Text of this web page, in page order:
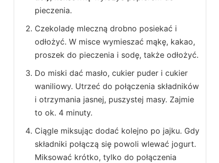
pieczenia.
Czekoladę mleczną drobno posiekać i
odłożyć. W misce wymieszać mąkę, kakao,
proszek do pieczenia i sodę, także odłożyć.
Do miski dać masło, cukier puder i cukier
waniliowy. Utrzeć do połączenia składników
i otrzymania jasnej, puszystej masy. Zajmie
to ok. 4 minuty.
Ciągle miksując dodać kolejno po jajku. Gdy
składniki połączą się powoli wlewać jogurt.
Miksować krótko, tylko do połączenia